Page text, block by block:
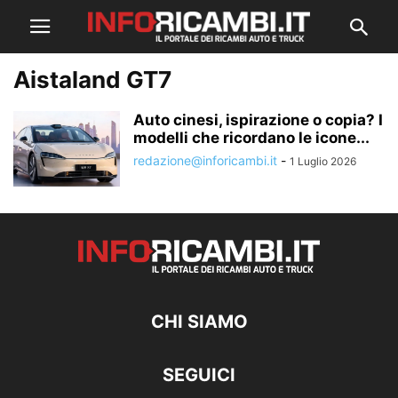
Aistaland GT7
Auto cinesi, ispirazione o copia? I
modelli che ricordano le icone...
redazione@inforicambi.it - 1 Luglio 2026
CHI SIAMO
SEGUICI